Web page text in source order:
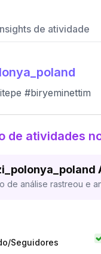
de atividade
#biryeminettim
de atividades
de análise rastreou e
Seguidores